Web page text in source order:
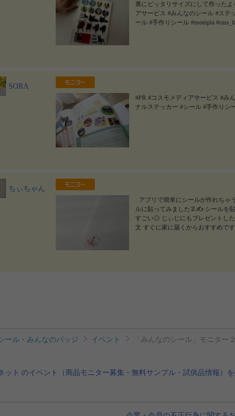
裏にピッタリサイズにして作った
アサービス #みんなのシール #ステ
ール #手作りシール #monipla
SORA
#PR #コスモメディアサービス #み
ナルステッカー #シール #手作りシ
ちぃちゃん
. アプリで簡単にシールが作れちゃ
ルに貼ってみました☡✍ シールを
すごい◎ じぃじにもプレゼントし
文 すぐに家に届くからおすすめで
ール・みんなのバッジ イベント 「みんなのシール」モニター
ット のイベント（商品モニター募集・無料サンプル・試供品情報）